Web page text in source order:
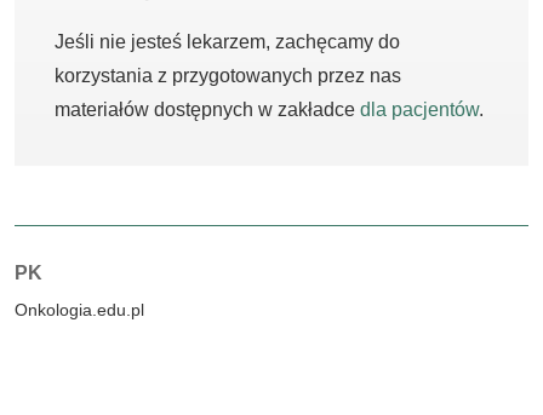
Jeśli nie jesteś lekarzem, zachęcamy do
korzystania z przygotowanych przez nas
materiałów dostępnych w zakładce dla pacjentów.
Autorzy:
PK
Onkologia.edu.pl